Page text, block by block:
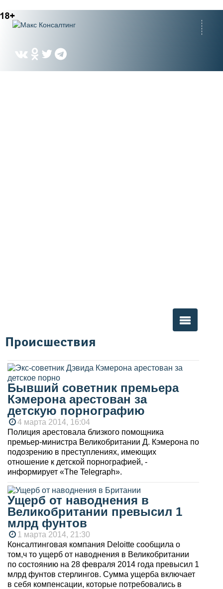
Вы здесь
Происшествия
Бывший советник премьера
Кэмерона арестован за
детскую порнографию
4 марта 2014, 16:04
Полиция арестовала близкого помощника
премьер-министра Великобритании Д. Кэмерона по
подозрению в преступлениях, имеющих
отношение к детской порнографией, -
информирует «The Telegraph».
Ущерб от наводнения в
Великобритании превысил 1
млрд фунтов
1 марта 2014, 21:30
Консалтинговая компания Deloitte сообщила о
том,ч то ущерб от наводнения в Великобритании
по состоянию на 28 февраля 2014 года превысил 1
млрд фунтов стерлингов. Сумма ущерба включает
в себя компенсации, которые потребовались в